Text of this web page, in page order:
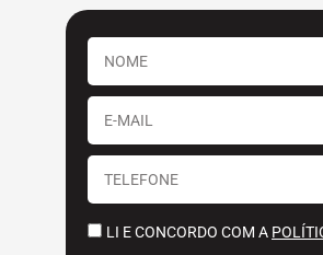
LI E CONCORDO COM A